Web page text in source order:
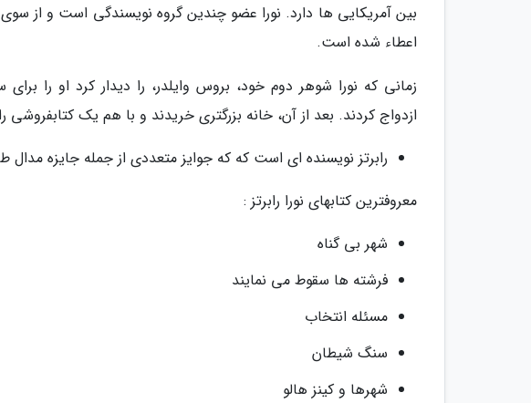
بین آمریکایی ها دارد. نورا عضو چندین گروه نویسندگی است و از
اعطاء شده است.
ازدواج کردند. بعد از آن، خانه بزرگتری خریدند و با هم یک کتابفروشی
رابرتز نویسنده ای است که که جوایز متعددی از جمله جایزه مدال
معروفترین کتابهای نورا رابرتز :
شهر بی گناه
فرشته ها سقوط می نمایند
مسئله انتخاب
سنگ شیطان
شهرها و کینز هالو